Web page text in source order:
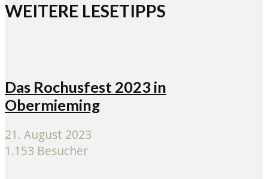
WEITERE LESETIPPS
Das Rochusfest 2023 in
Obermieming
21. August 2023
1.153 Besucher